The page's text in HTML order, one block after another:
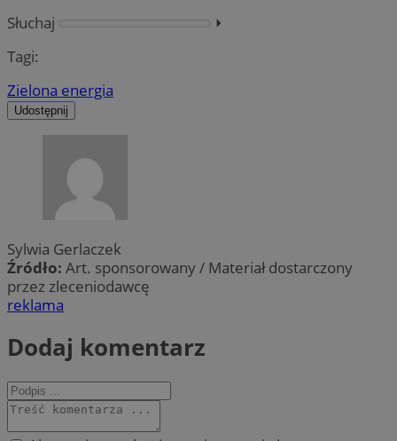
Słuchaj
⏵︎
Tagi:
Zielona energia
Udostępnij
Sylwia Gerlaczek
Źródło: Art. sponsorowany / Materiał dostarczony
przez zleceniodawcę
reklama
Dodaj komentarz